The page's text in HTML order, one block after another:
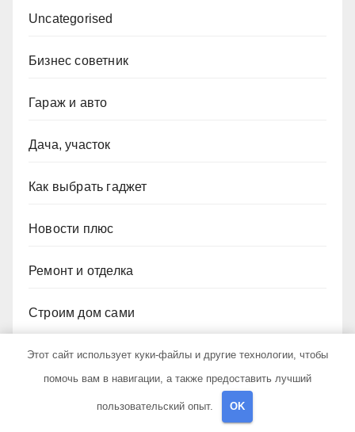
Uncategorised
Бизнес советник
Гараж и авто
Дача, участок
Как выбрать гаджет
Новости плюс
Ремонт и отделка
Строим дом сами
Этот сайт использует куки-файлы и другие технологии, чтобы
помочь вам в навигации, а также предоставить лучший
пользовательский опыт. OK